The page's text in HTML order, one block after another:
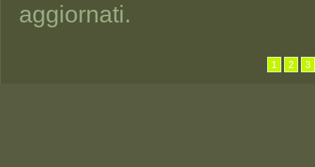
aggiornati.
1 2 3